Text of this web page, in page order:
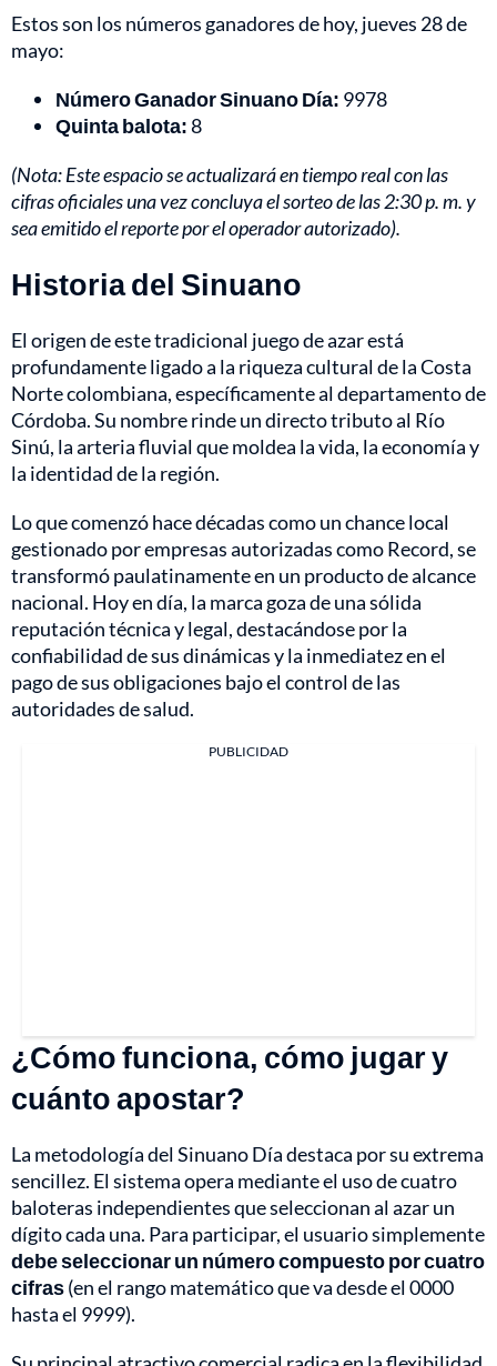
Estos son los números ganadores de hoy, jueves 28 de
mayo:
Número Ganador Sinuano Día: 9978
Quinta balota:8
(Nota: Este espacio se actualizará en tiempo real con las
cifras oficiales una vez concluya el sorteo de las 2:30 p. m. y
sea emitido el reporte por el operador autorizado).
Historia del Sinuano
El origen de este tradicional juego de azar está
profundamente ligado a la riqueza cultural de la Costa
Norte colombiana, específicamente al departamento de
Córdoba. Su nombre rinde un directo tributo al Río
Sinú, la arteria fluvial que moldea la vida, la economía y
la identidad de la región.
Lo que comenzó hace décadas como un chance local
gestionado por empresas autorizadas como Record, se
transformó paulatinamente en un producto de alcance
nacional. Hoy en día, la marca goza de una sólida
reputación técnica y legal, destacándose por la
confiabilidad de sus dinámicas y la inmediatez en el
pago de sus obligaciones bajo el control de las
autoridades de salud.
PUBLICIDAD
¿Cómo funciona, cómo jugar y
cuánto apostar?
La metodología del Sinuano Día destaca por su extrema
sencillez. El sistema opera mediante el uso de cuatro
baloteras independientes que seleccionan al azar un
dígito cada una. Para participar, el usuario simplemente
debe seleccionar un número compuesto porcuatro
cifras(en el rango matemático que va desde el 0000
hasta el 9999).